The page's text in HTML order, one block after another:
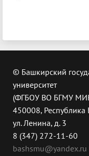
© Башкирский
университет
(ФГБОУ ВО БГМУ
450008, Республика
ул. Ленина, д. 3
8 (347) 272-11-60
bashsmu@yandex.ru